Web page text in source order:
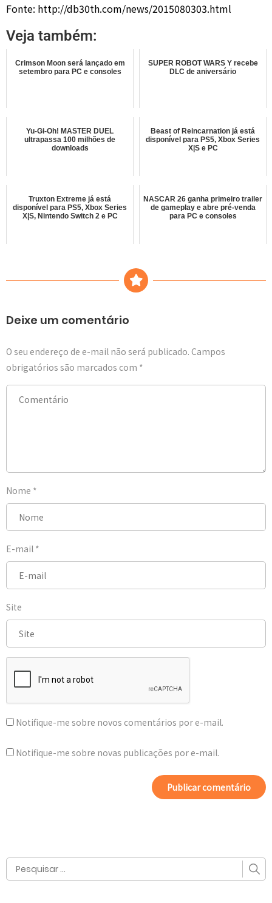
Fonte: http://db30th.com/news/2015080303.html
Veja também:
Crimson Moon será lançado em
setembro para PC e consoles
SUPER ROBOT WARS Y recebe
DLC de aniversário
Yu-Gi-Oh! MASTER DUEL
ultrapassa 100 milhões de
downloads
Beast of Reincarnation já está
disponível para PS5, Xbox Series
X|S e PC
Truxton Extreme já está
disponível para PS5, Xbox Series
X|S, Nintendo Switch 2 e PC
NASCAR 26 ganha primeiro trailer
de gameplay e abre pré-venda
para PC e consoles
Deixe um comentário
O seu endereço de e-mail não será publicado. Campos
obrigatórios são marcados com *
Nome *
E-mail *
Site
Notifique-me sobre novos comentários por e-mail.
Notifique-me sobre novas publicações por e-mail.